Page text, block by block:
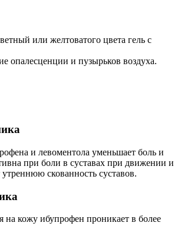
или желтоватого цвета гель с
опалесценции и пузырьков воздуха.
и левоментола уменьшает боль и
при боли в суставах при движении и
скованность суставов.
на кожу ибупрофен проникает в более